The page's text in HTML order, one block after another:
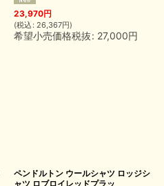
23,970円
(税込 : 26,367円)
希望小売価格税抜: 27,000円
ペンドルトン ウールシャツ ロッジシ
ャツ ロブロイレッドプラッ